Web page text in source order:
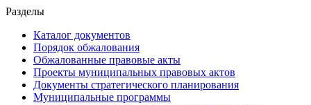
Разделы
Каталог документов
Порядок обжалования
Обжалованные правовые акты
Проекты муниципальных правовых актов
Документы стратегического планирования
Муниципальные программы